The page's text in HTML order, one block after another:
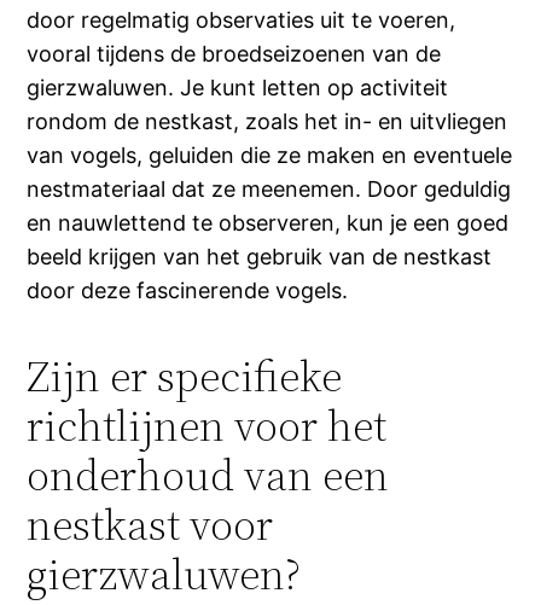
door regelmatig observaties uit te voeren,
vooral tijdens de broedseizoenen van de
gierzwaluwen. Je kunt letten op activiteit
rondom de nestkast, zoals het in- en uitvliegen
van vogels, geluiden die ze maken en eventuele
nestmateriaal dat ze meenemen. Door geduldig
en nauwlettend te observeren, kun je een goed
beeld krijgen van het gebruik van de nestkast
door deze fascinerende vogels.
Zijn er specifieke
richtlijnen voor het
onderhoud van een
nestkast voor
gierzwaluwen?